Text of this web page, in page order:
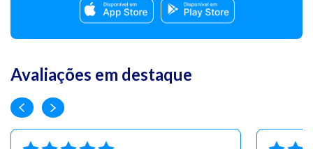
Avaliações em destaque